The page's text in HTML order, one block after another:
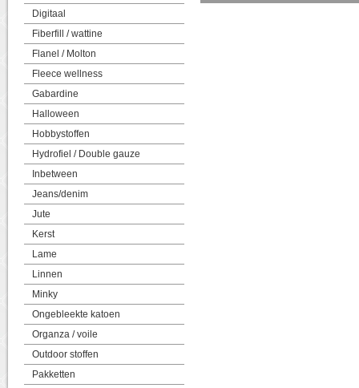
Digitaal
Fiberfill / wattine
Flanel / Molton
Fleece wellness
Gabardine
Halloween
Hobbystoffen
Hydrofiel / Double gauze
Inbetween
Jeans/denim
Jute
Kerst
Lame
Linnen
Minky
Ongebleekte katoen
Organza / voile
Outdoor stoffen
Pakketten